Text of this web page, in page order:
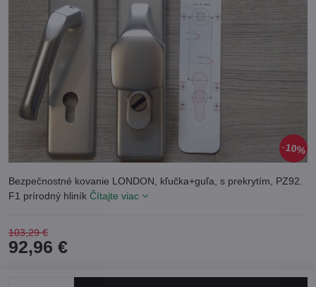
10%
Bezpečnostné kovanie LONDON, kľučka+guľa, s prekrytím, PZ92.
F1 prírodný hliník Čítajte viac
103,29 €
92,96 €